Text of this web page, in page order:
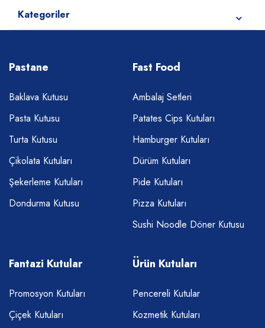
Kategoriler
Pastane
Baklava Kutusu
Pasta Kutusu
Turta Kutusu
Çikolata Kutuları
Şekerleme Kutuları
Dondurma Kutusu
Fast Food
Ambalaj Setleri
Patates Cips Kutuları
Hamburger Kutuları
Dürüm Kutuları
Pide Kutuları
Pizza Kutuları
Sushi Noodle Döner Kutusu
Fantazi Kutular
Promosyon Kutuları
Çiçek Kutuları
Ürün Kutuları
Pencereli Kutular
Kozmetik Kutuları